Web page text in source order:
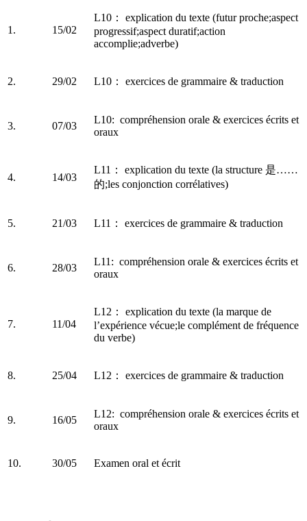
1. 15/02
L10： explication du texte (futur proche;aspect
progressif;aspect duratif;action
accomplie;adverbe)
2. 29/02 L10： exercices de grammaire & traduction
3. 07/03
L10: compréhension orale & exercices écrits et
oraux
4. 14/03
L11： explication du texte (la structure 是……
的;les conjonction corrélatives)
5. 21/03 L11： exercices de grammaire & traduction
6. 28/03
L11: compréhension orale & exercices écrits et
oraux
7. 11/04
L12： explication du texte (la marque de
l’expérience vécue;le complément de fréquence
du verbe)
8. 25/04 L12： exercices de grammaire & traduction
9. 16/05
L12: compréhension orale & exercices écrits et
oraux
10. 30/05 Examen oral et écrit